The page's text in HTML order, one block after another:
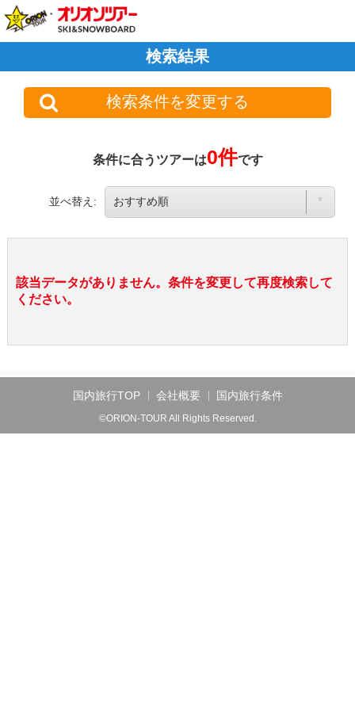
検索結果
検索条件を変更する
条件に合うツアーは0件です
並べ替え:
該当データがありません。条件を変更して再度検索して
ください。
国内旅行TOP 会社概要 国内旅行条件
©ORION-TOUR All Rights Reserved.